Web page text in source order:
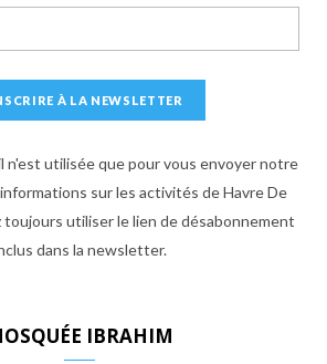
n'est utilisée que pour vous envoyer notre
sur les activités de Havre De
toujours utiliser le lien de désabonnement
dans la newsletter.
IBRAHIM